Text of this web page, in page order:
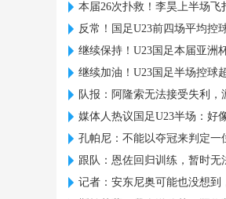
本届26次扑救！李昊上半场
反常！国足U23前四场平均控
继续保持！U23国足本届亚洲
继续加油！U23国足半场控球
队报：阿隆索无法接受失利
媒体人热议国足U23半场：好
孔帕尼：不能以夺冠来判定
跟队：恩佐回归训练，暂时
记者：安东尼奥可能也没想